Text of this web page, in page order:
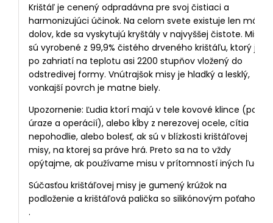
Krištáľ je cenený odpradávna pre svoj čistiaci a
harmonizujúci účinok. Na celom svete existuje len málo
dolov, kde sa vyskytujú kryštály v najvyššej čistote. Misy
sú vyrobené z 99,9% čistého drveného krištáľu, ktorý je
po zahriatí na teplotu asi 2200 stupňov vložený do
odstredivej formy. Vnútrajšok misy je hladký a lesklý,
vonkajší povrch je matne biely.
Upozornenie: Ľudia ktorí majú v tele kovové klince (po
úraze a operácií), alebo kĺby z nerezovej ocele, cítia
nepohodlie, alebo bolesť, ak sú v blízkosti krištáľovej
misy, na ktorej sa práve hrá. Preto sa na to vždy
opýtajme, ak používame misu v prítomností iných ľudí.
Súčasťou krištáľovej misy je gumený krúžok na
podloženie a krištáľová palička so silikónovým poťahom
.